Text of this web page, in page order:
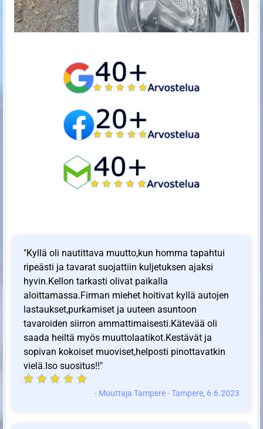
"Kyllä oli nautittava muutto,kun homma tapahtui
ripeästi ja tavarat suojattiin kuljetuksen ajaksi
hyvin.Kellon tarkasti olivat paikalla
aloittamassa.Firman miehet hoitivat kyllä autojen
lastaukset,purkamiset ja uuteen asuntoon
tavaroiden siirron ammattimaisesti.Kätevää oli
saada heiltä myös muuttolaatikot.Kestävät ja
sopivan kokoiset muoviset,helposti pinottavatkin
vielä.Iso suositus!!"
- Muuttaja Tampere - Tampere, 6.6.2023